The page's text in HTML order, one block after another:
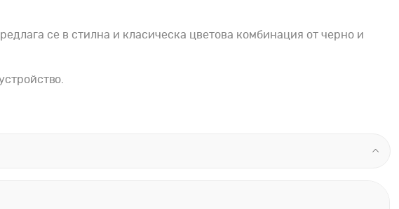
се в стилна и класическа цветова комбинация от черно и